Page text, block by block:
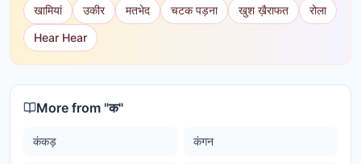
खामियां उकीर मतभेद चटक पड़ना खुश ख़ैराफत
रोला
Hear Hear
More from "क"
कंकड़ कंगन